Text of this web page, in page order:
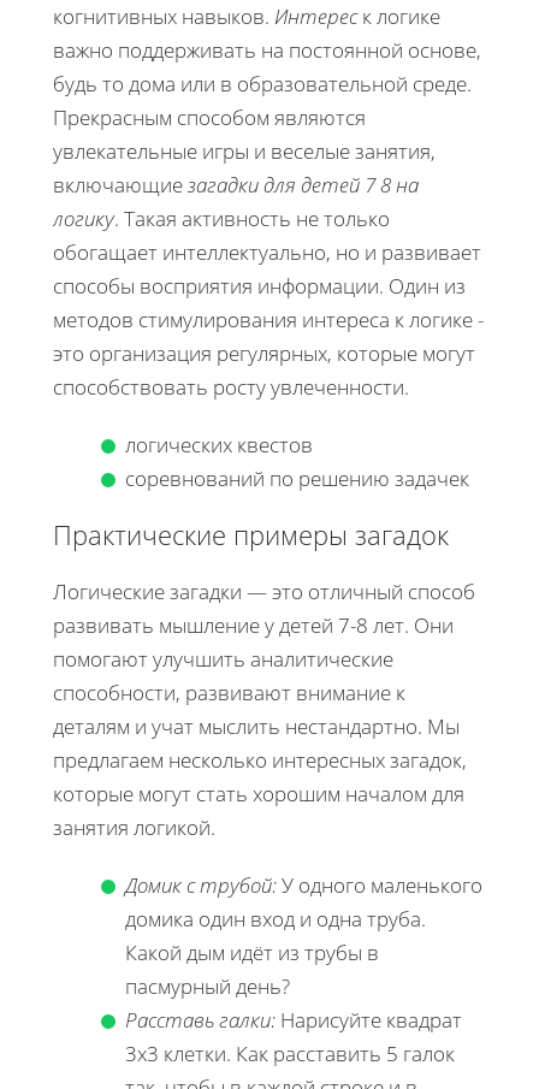
когнитивных навыков. Интереск логике
важно поддерживать на постоянной основе,
будь то дома или в образовательной среде.
Прекрасным способом являются
увлекательные игры и веселые занятия,
включающиезагадки для детей 7 8 на
логику. Такая активность не только
обогащает интеллектуально, но и развивает
способы восприятия информации. Один из
методов стимулирования интереса к логике -
это организация регулярных, которые могут
способствовать росту увлеченности.
логических квестов
соревнований по решению задачек
Практические примеры загадок
Логические загадки — это отличный способ
развивать мышление у детей 7-8 лет. Они
помогают улучшить аналитические
способности, развивают внимание к
деталям и учат мыслить нестандартно. Мы
предлагаем несколько интересных загадок,
которые могут стать хорошим началом для
занятия логикой.
Домик с трубой:У одного маленького
домика один вход и одна труба.
Какой дым идёт из трубы в
пасмурный день?
Расставь галки: Нарисуйте квадрат
3x3 клетки. Как расставить 5 галок